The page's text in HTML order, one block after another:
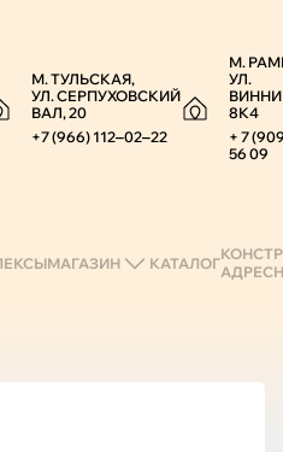
М. ТУЛЬСКАЯ,
УЛ. СЕРПУХОВСКИЙ
ВАЛ, 20
+7 (966) 112‒02‒22
М.
УЛ.
8К4
+ 7
56 09
МАГАЗИН КАТАЛОГ